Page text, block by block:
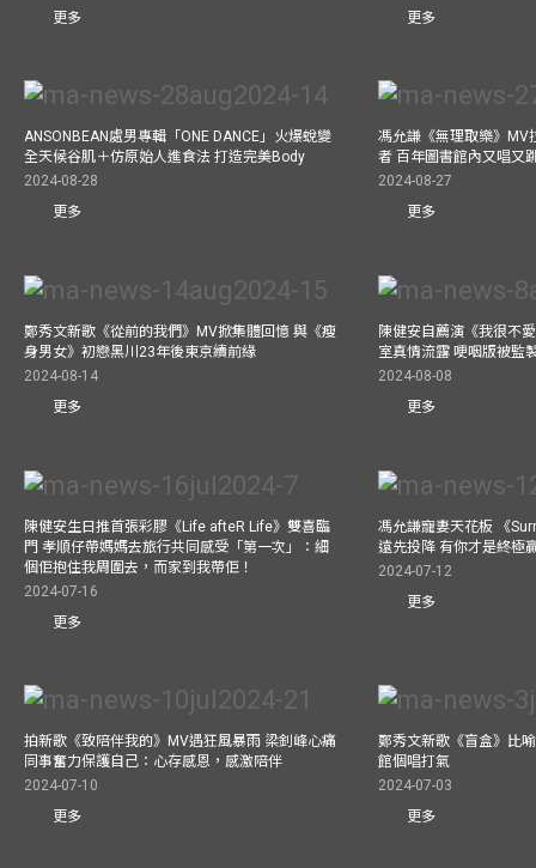
更多
更多
ANSONBEAN處男專輯「ONE DANCE」火爆蛻變
全天候谷肌＋仿原始人進食法 打造完美Body
2024-08-28
更多
馮允謙《無理取樂》MV
者 百年圖書館內又唱又
2024-08-27
更多
鄭秀文新歌《從前的我們》MV掀集體回憶 與《瘦
身男女》初戀黑川23年後東京續前緣
2024-08-14
更多
陳健安自薦演《我很不
室真情流露 哽咽版被監
2024-08-08
更多
陳健安生日推首張彩膠《Life afteR Life》雙喜臨
門 孝順仔帶媽媽去旅行共同感受「第一次」：細
個佢抱住我周圍去，而家到我帶佢！
2024-07-16
更多
馮允謙寵妻天花板 《
遠先投降 有你才是終極
2024-07-12
更多
拍新歌《致陪伴我的》MV遇狂風暴雨 梁釗峰心痛
同事奮力保護自己：心存感恩，感激陪伴
2024-07-10
更多
鄭秀文新歌《盲盒》比
館個唱打氣
2024-07-03
更多